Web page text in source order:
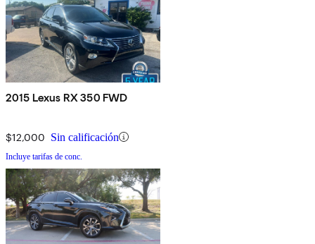
2015 Lexus RX 350 FWD
$12,000 Sin calificación
Incluye tarifas de conc.